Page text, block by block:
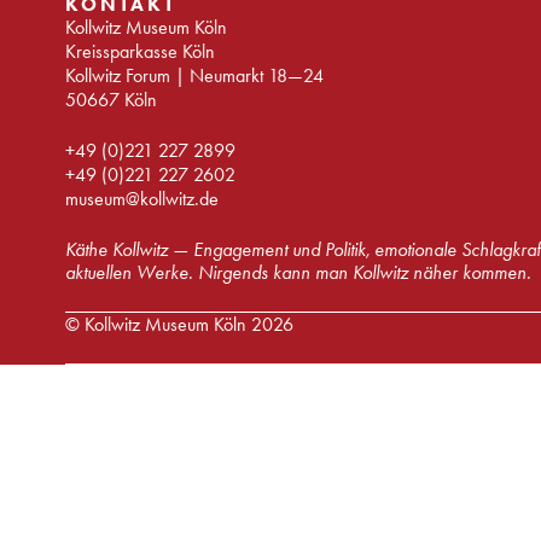
Kollwitz Museum Köln
Kreissparkasse Köln
Kollwitz Forum | Neumarkt 18—24
50667 Köln
+49 (0)221 227 2899
+49 (0)221 227 2602
museum@kollwitz.de
Käthe Kollwitz — Engagement und Politik, emotionale
aktuellen Werke. Nirgends kann man Kollwitz näher kommen.
© Kollwitz Museum Köln 2026